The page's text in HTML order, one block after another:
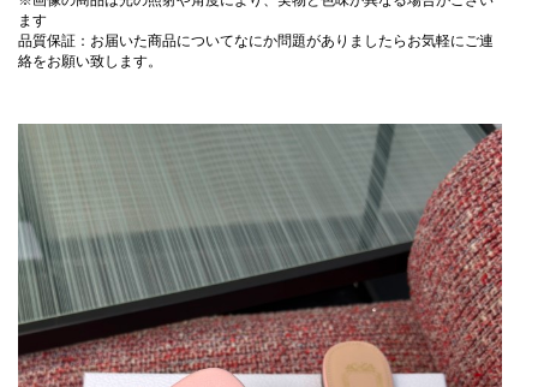
ます
品質保証：お届いた商品についてなにか問題がありましたらお気軽にご連
絡をお願い致します。